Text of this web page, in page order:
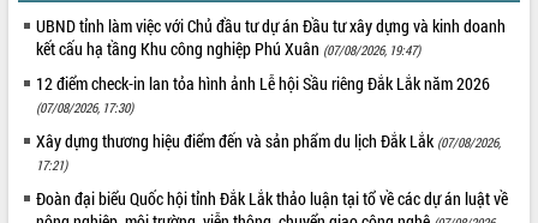
UBND tỉnh làm việc với Chủ đầu tư dự án Đầu tư xây dựng và kinh doanh
kết cấu hạ tầng Khu công nghiệp Phú Xuân (07/08/2026, 19:47)
12 điểm check-in lan tỏa hình ảnh Lễ hội Sầu riêng Đắk Lắk năm 2026
(07/08/2026, 17:30)
Xây dựng thương hiệu điểm đến và sản phẩm du lịch Đắk Lắk (07/08/2026,
17:21)
Đoàn đại biểu Quốc hội tỉnh Đắk Lắk thảo luận tại tổ về các dự án luật về